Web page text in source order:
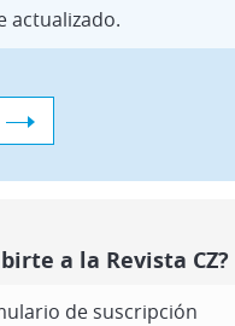
actualizado.
a la Revista CZ?
de suscripción